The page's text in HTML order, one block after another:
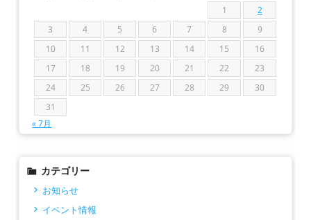
1
2
3
4 5 6 7 8
9
10
11 12 13 14 15
16
17
18 19 20 21 22
23
24
25 26 27 28 29
30
31
« 7月
カテゴリー
お知らせ
イベント情報